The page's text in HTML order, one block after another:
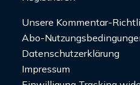
Unsere Kommentar-
Abo-
Datenschutzerklärung
Impressum